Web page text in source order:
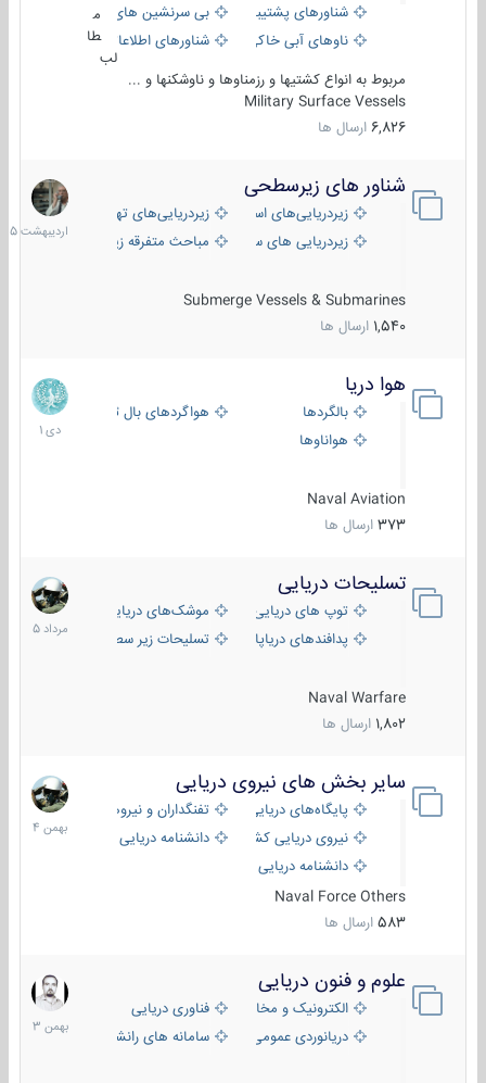
شناورهای پشتیبانی
بی سرنشین های دریایی
ناوهای آبی خاکی و نیروبرشناورهای اطلاعاتی و جاسوسی
طا
لب
مربوط به انواع کشتیها و رزمناوها و ناوشکنها و ...
Military Surface Vessels
6,826 ارسال ها
شناور های زیرسطحی
زیردریایی‌های استراتژیکزیردریایی‌های تهاجمی
زیردریایی های سبک
مباحث متفرقه زیرسطحی
Submerge Vessels & Submarines
1,540 ارسال ها
31
1405
هوا دریا
بالگردها
هواگردهای بال ثابت
هواناوها
Naval Aviation
373 ارسال ها
12
دی
1401
تسلیحات دریایی
توپ های دریایی
موشک‌های دریایی
پدافندهای دریاپایه
تسلیحات زیر سطحی
Naval Warfare
1,802 ارسال ها
2
مرداد
1405
سایر بخش های نیروی دریایی
پایگاه‌های دریایی
تفنگداران و نیروهای ویژه‌ی دریایی
نیروی دریایی کشورهای مختلفدانشنامه دریایی
دانشنامه دریایی کپی
Naval Force Others
583 ارسال ها
22
بهمن
1404
علوم و فنون دریایی
الکترونیک و مخابرات دریاییفناوری دریایی
دریانوردی عمومی
سامانه های رانشی دریایی
6
بهمن
1403